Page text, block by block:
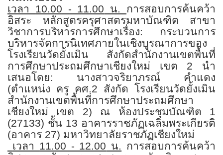
เวลา 10.00 - 11.00 น. การสอบการค้นคว้า
อิสระ หลักสูตรครุศาสตรมหาบัณฑิต สาขา
วิชาการบริหารการศึกษาเรื่อง: กระบวนการ
บริหารจัดการนิเทศภายในเชิงบูรณาการของ
โรงเรียนวัดยั้งเมิน สังกัดสำนักงานเขตพื้นที่
การศึกษาประถมศึกษาเชียงใหม่ เขต 2 นำ
เสนอโดย: นางสาวจริยาภรณ์ คำแดง
(ตำแหน่ง ครู คศ.2 สังกัด โรงเรียนวัดยั้งเมิน
สำนักงานเขตพื้นที่การศึกษาประถมศึกษา
เชียงใหม่ เขต 2) ณ ห้องประชุมบัณฑิต 1
(27133) ชั้น 13 อาคารราชภัฏเฉลิมพระเกียรติ
(อาคาร 27) มหาวิทยาลัยราชภัฏเชียงใหม่
เวลา 11.00 - 12.00 น. การสอบการค้นคว้า